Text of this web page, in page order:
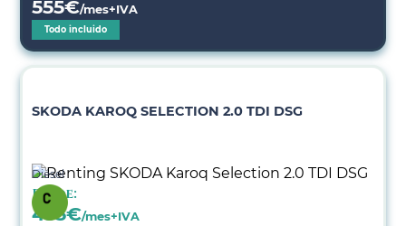
555€/mes+IVA
Todo incluido
SKODA KAROQ SELECTION 2.0 TDI DSG
Diésel
Desde:
455€/mes+IVA